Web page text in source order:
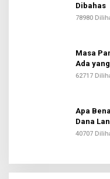
Dibahas
78980
Masa
Ada
62717
Apa
Dana
40707